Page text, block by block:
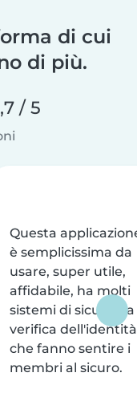
di cui
di più.
/ 5
Questa
è semplicissima da
usare, super utile,
affidabile, ha molti
sistemi di sicurezza
verifica dell'identità
che fanno sentire i
membri al sicuro.